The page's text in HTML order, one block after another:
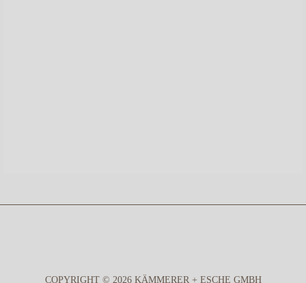
COPYRIGHT © 2026 KÄMMERER + ESCHE GMBH